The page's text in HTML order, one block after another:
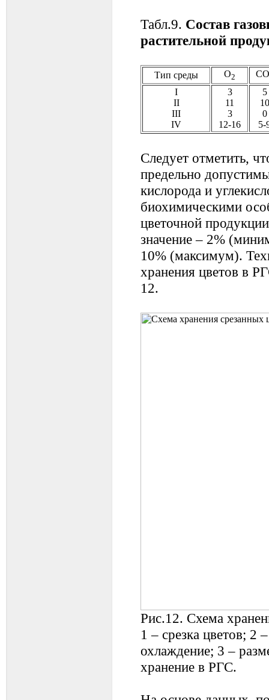
Табл.9. Состав
растительной
Тип среды О2
СО
I
II
III
IV
3
11
3
12-16
5
10
0
5-
Следует отметить,
предельно
кислорода и
биохимическими
цветочной
значение – 2%
10% (максимум).
хранения цветов в
12.
Рис.12. Схема
1 – срезка цветов; 2
охлаждение; 3 –
хранение в РГС.